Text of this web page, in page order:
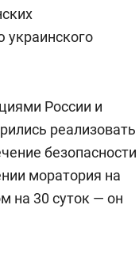
украинского
России и
реализовать
безопасности
моратория на
на 30 суток — он